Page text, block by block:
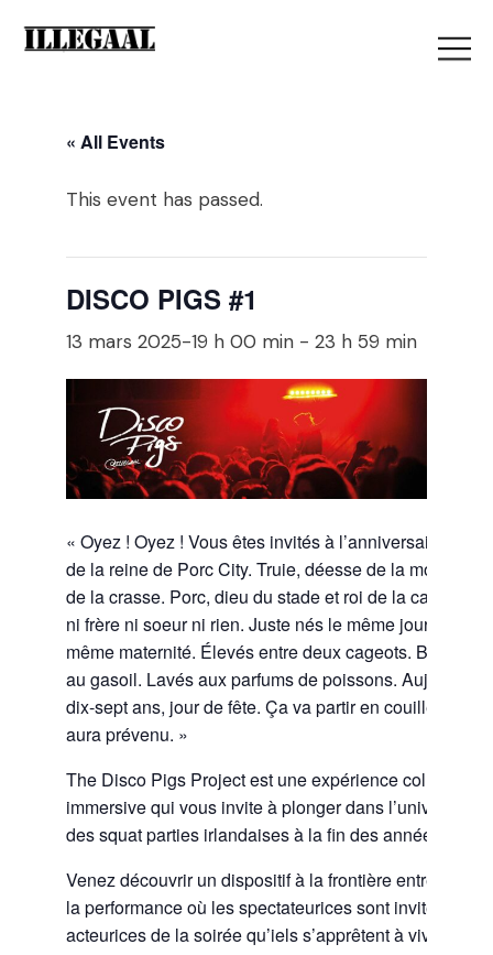
« All Events
This event has passed.
DISCO PIGS #1
13 mars 2025-19 h 00 min -23 h 59 min
« Oyez ! Oyez ! Vous êtes invités à l’anniversaire du
de la reine de Porc City. Truie, déesse de la mode et
de la crasse. Porc, dieu du stade et roi de la casse.
ni frère ni soeur ni rien. Juste nés le même jour dans la
même maternité. Élevés entre deux cageots.
au gasoil. Lavés aux parfums de poissons.
dix-sept ans, jour de fête. Ça va partir en couille. On
aura prévenu. »
The Disco Pigs Project est une expérience collective
immersive qui vous invite à plonger dans l’univers
des squat parties irlandaises à la fin des années
Venez découvrir un dispositif à la frontière entre la
la performance où les spectateurices sont invitées à
acteurices de la soirée qu’iels s’apprêtent à vivre.